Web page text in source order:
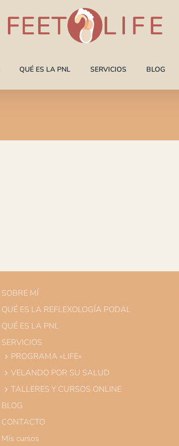
QUÉ ES LA PNL SERVICIOS BLOG
SOBRE MÍ
QUÉ ES LA REFLEXOLOGÍA PODAL
QUÉ ES LA PNL
SERVICIOS
PROGRAMA «LIFE»
VELANDO POR SU SALUD
TALLERES Y CURSOS ONLINE
BLOG
CONTACTO
Mis cursos